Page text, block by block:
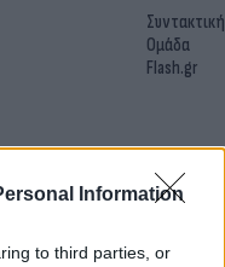
Information
to third parties, or
Συντακτική
Ομάδα
Flash.gr